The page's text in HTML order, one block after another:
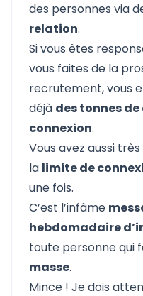
des personnes via
relation.
Si vous êtes
vous faites de la
recrutement, vous
déjà des tonnes
connexion.
Vous avez aussi
la limite de
une fois.
C’est l’infâme
hebdomadaire
toute personne qui
masse.
Mince ! Je dois